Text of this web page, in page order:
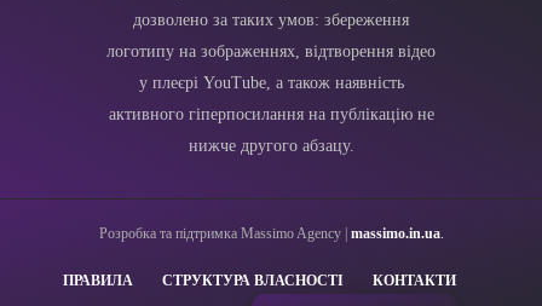
дозволено за таких умов: збереження
логотипу на зображеннях, відтворення відео
у плеєрі YouTube, а також наявність
активного гіперпосилання на публікацію не
нижче другого абзацу.
Розробка та підтримка Massimo Agency | massimo.in.ua.
ПРАВИЛА СТРУКТУРА ВЛАСНОСТІ КОНТАКТИ